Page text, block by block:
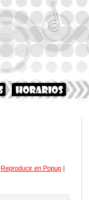
Reproducir en Popup |